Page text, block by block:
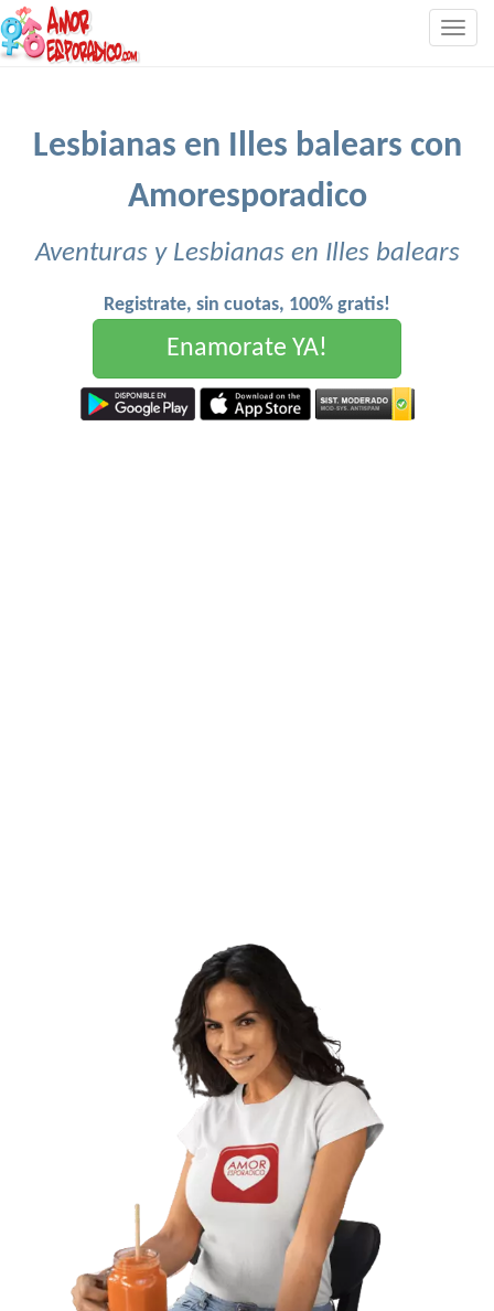
Lesbianas en Illes balears con
Amoresporadico
Aventuras y Lesbianas en Illes balears
Registrate, sin cuotas, 100% gratis!
Enamorate YA!